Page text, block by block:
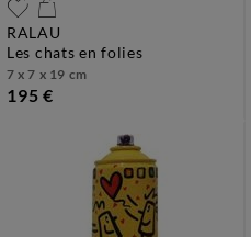
RALAU
les chats en folies
7 x 7 x 19 cm
195 €